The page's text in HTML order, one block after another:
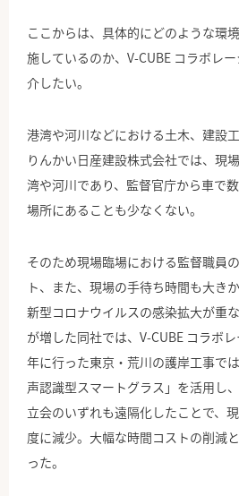
ここからは、具体的にどのような環
施しているのか、V-CUBE コラボレ
介したい。
港湾や河川などにおける土木、建設
りんかい日産建設株式会社では、現
湾や河川であり、監督官庁から車で
場所にあることも少なくない。
そのため現場臨場における監督職員
ト、また、現場の手待ち時間も大き
新型コロナウイルスの感染拡大が重
が増した同社では、V-CUBE コラボ
年に行った東京・荒川の護岸工事で
声認識型スマートグラス」を活用し
立会のいずれも遠隔化したことで、
度に減少。大幅な時間コストの削減
った。